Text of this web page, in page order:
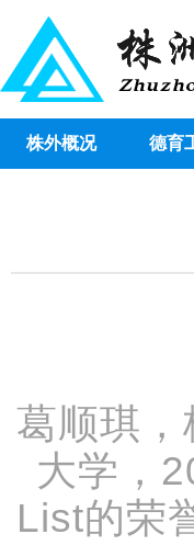
株外概况 德育
葛顺琪
大学，
List的荣